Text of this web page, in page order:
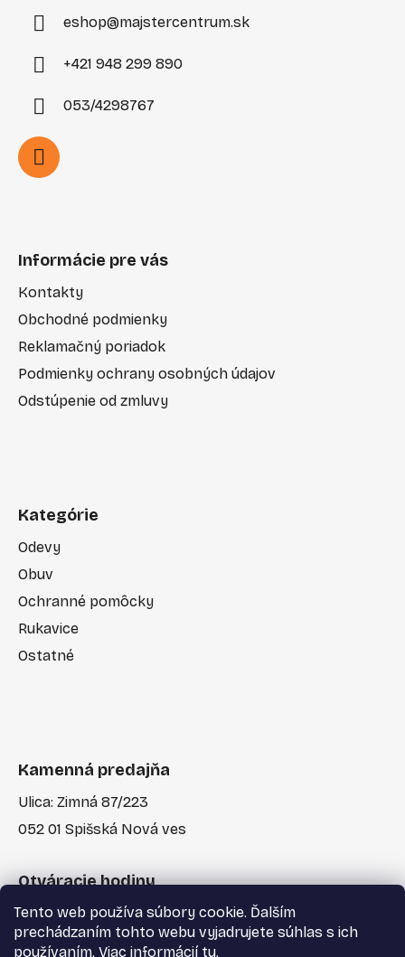
Tento web používa súbory cookie. Ďalším
prechádzaním tohto webu vyjadrujete súhlas s ich
používaním. Viac informácií tu.
eshop@majstercentrum.sk
+421 948 299 890
053/4298767
Informácie pre vás
Kontakty
Obchodné podmienky
Reklamačný poriadok
Podmienky ochrany osobných údajov
Odstúpenie od zmluvy
Kategórie
Odevy
Obuv
Ochranné pomôcky
Rukavice
Ostatné
Kamenná predajňa
Ulica: Zimná 87/223
052 01 Spišská Nová ves
Otváracie hodiny
Po-Pia: 7:30 - 17:00